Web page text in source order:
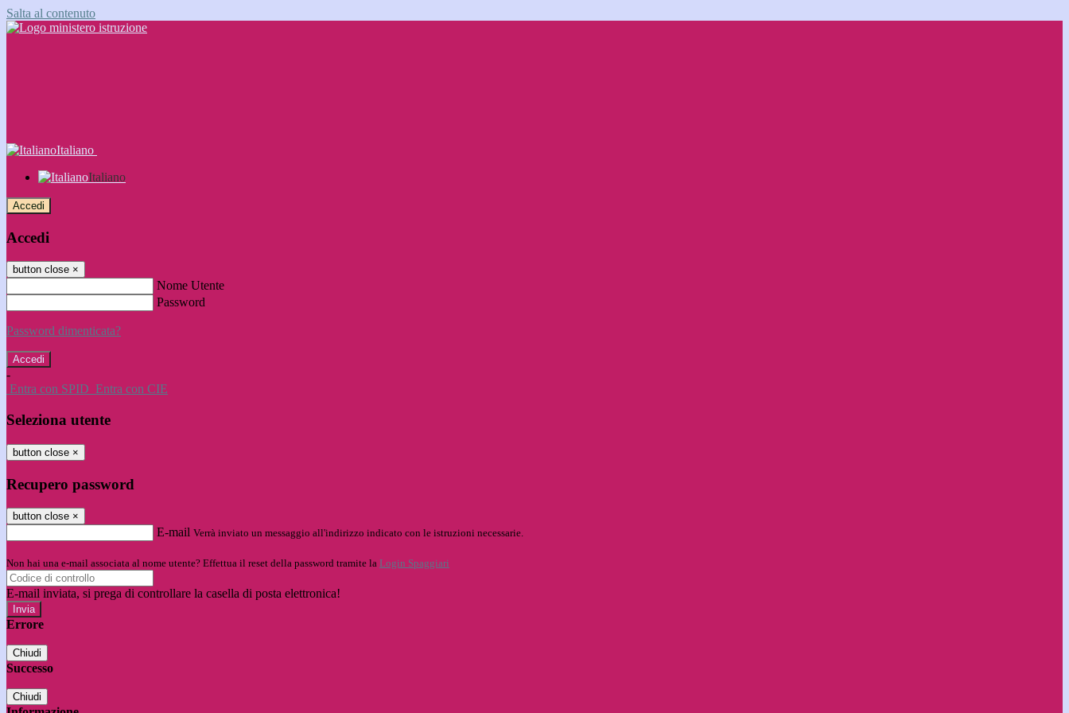
Salta al contenuto
Italiano
Italiano
Accedi
Accedi
button close ×
Nome Utente
Password
Password dimenticata?
-
Entra con SPID Entra con CIE
Seleziona utente
button close ×
Recupero password
button close ×
E-mail Verrà inviato un messaggio all'indirizzo indicato con le istruzioni necessarie.
Non hai una e-mail associata al nome utente? Effettua il reset della password tramite la Login Spaggiari
E-mail inviata, si prega di controllare la casella di posta elettronica!
Errore
Chiudi
Successo
Chiudi